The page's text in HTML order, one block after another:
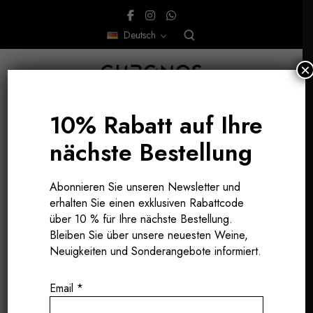
Deutsch
10% Rabatt auf Ihre
nächste Bestellung
Abonnieren Sie unseren Newsletter und
erhalten Sie einen exklusiven Rabattcode
über 10 % für Ihre nächste Bestellung.
Bleiben Sie über unsere neuesten Weine,
Neuigkeiten und Sonderangebote informiert.
Email *
×